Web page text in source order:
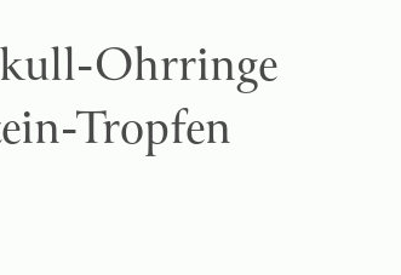
Ohrringe
Tropfen